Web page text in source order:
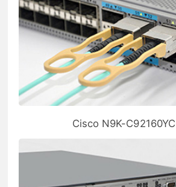
Cisco N9K-